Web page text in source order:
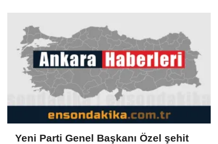
Yeni Parti Genel Başkanı Özel şehit